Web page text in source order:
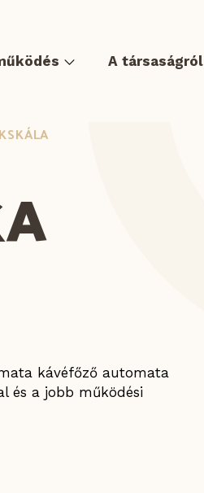
& Hot dog
A társaságról
kávéfőző automata
és a jobb működési